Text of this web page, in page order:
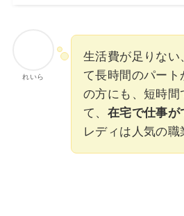
れいら
生活費が足りない
て長時間のパー
の方にも、短時
て、 在宅で仕事が
レディは人気の職